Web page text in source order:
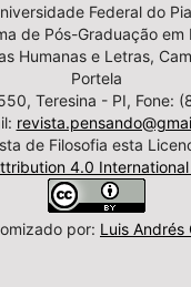
Federal do
de Pós-Graduação em
Humanas e Letras,
Portela
Teresina - PI, Fone:
de Filosofia esta
4.0
por: Luis Andrés